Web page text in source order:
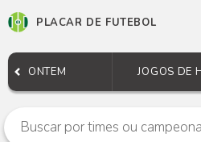
PLACAR DE FUTEBOL
ONTEM JOGOS DE